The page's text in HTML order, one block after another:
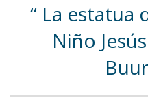
La estatua
Niño